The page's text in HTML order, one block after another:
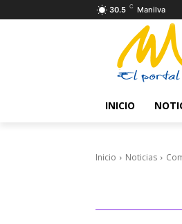
30.5 C Manilva
INICIO
Inicio Noticias